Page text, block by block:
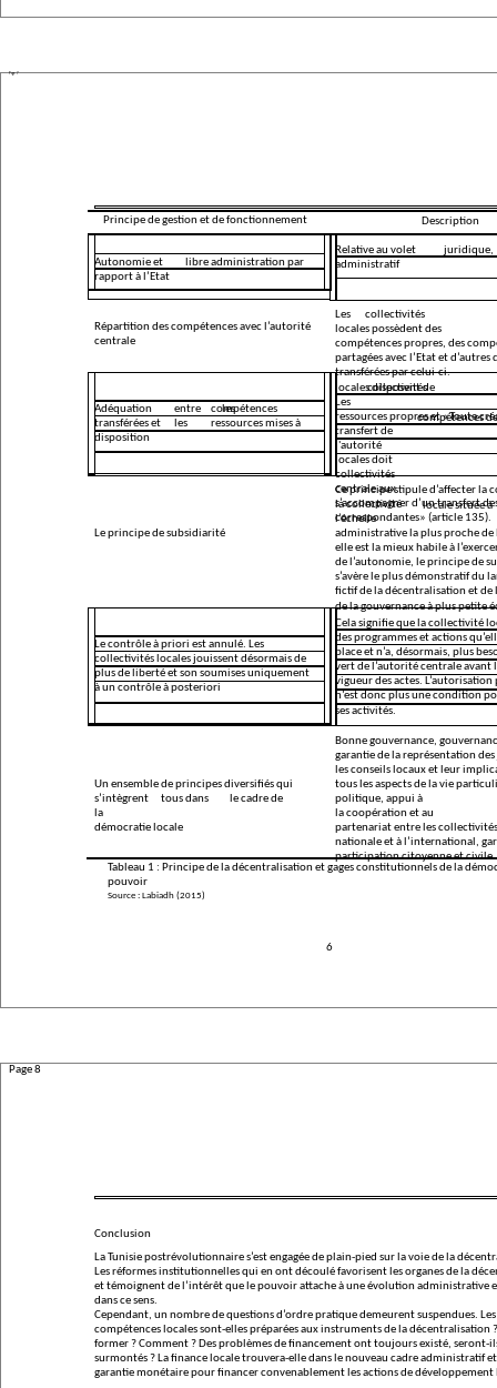
Page 7
Principe de gestion et de fonctionnement Description
Autonomie et
rapport à l’Etat
libre administration par
Relative au volet
administratif
juridique,
Répartition des compétences avec l’autorité
centrale
collectivités
Les
locales possèdent des
compétences propres, des
partagées avec l’Etat et
transférées par celui-ci.
Adéquation
transférées et
disposition
entre
les
les
compétences
ressources mises à
Le principe de subsidiarité
Le contrôle à priori est annulé. Les
collectivités locales jouissent désormais de
plus de liberté et son soumises uniquement
à un contrôle à posteriori
Un ensemble de principes diversifiés qui
s’intègrent
la
démocratie locale
le cadre de
tous dans
collectivités
locales disposent de
Les
ressources propres et «Toute
transfert de
l'autorité
locales doit
collectivités
centrale aux
s’accompagner d’un transfert
correspondantes» (article 135).
compétences de
locale située à
Ce principe stipule d’affecter la
la collectivité
l’échelle
administrative la plus proche de
elle est la mieux habile à
de l’autonomie, le principe de
s’avère le plus démonstratif du
fictif de la décentralisation et de
de la gouvernance à plus petite
Cela signifie que la collectivité
des programmes et actions
place et n’a, désormais, plus
vert de l’autorité centrale avant
vigueur des actes. L’autorisation
n’est donc plus une condition
ses activités.
Bonne gouvernance,
garantie de la représentation des
les conseils locaux et leur
tous les aspects de la vie
politique, appui à
la coopération et au
partenariat entre les collectivités
nationale et à l’international,
participation citoyenne et civile.
Tableau 1 : Principe de la décentralisation et gages constitutionnels de la
pouvoir
Source : Labiadh (2015)
6
Page 8
Conclusion
La Tunisie postrévolutionnaire s’est engagée de plain-pied sur la voie de la
Les réformes institutionnelles qui en ont découlé favorisent les organes de la
et témoignent de l’intérêt que le pouvoir attache à une évolution administrative
dans ce sens.
Cependant, un nombre de questions d’ordre pratique demeurent suspendues. Les
compétences locales sont-elles préparées aux instruments de la décentralisation
former ? Comment ? Des problèmes de financement ont toujours existé, seront-
surmontés ? La finance locale trouvera-elle dans le nouveau cadre administratif
garantie monétaire pour financer convenablement les actions de développement